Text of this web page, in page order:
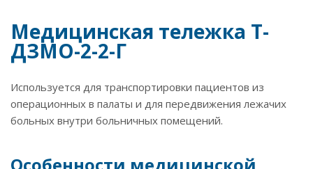
Медицинская тележка Т-
ДЗМО-2-2-Г
Используется для транспортировки пациентов из
операционных в палаты и для передвижения лежачих
больных внутри больничных помещений.